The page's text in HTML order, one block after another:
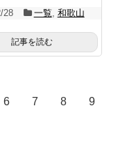
28 一覧 和歌山
記事を読む
6 7 8 9